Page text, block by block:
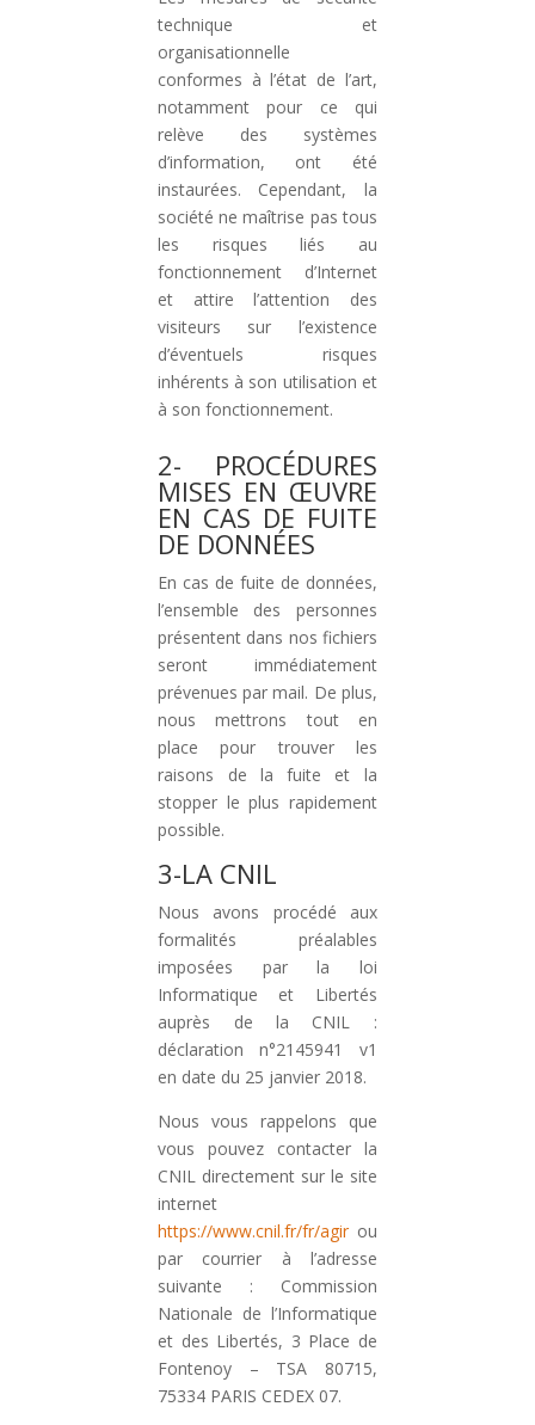
technique et
organisationnelle
conformes à l’état de l’art,
notamment pour ce qui
relève des systèmes
d’information, ont été
instaurées. Cependant, la
société ne maîtrise pas tous
les risques liés au
fonctionnement d’Internet
et attire l’attention des
visiteurs sur l’existence
d’éventuels risques
inhérents à son utilisation et
à son fonctionnement.
2- PROCÉDURES
MISES EN ŒUVRE
EN CAS DE FUITE
DE DONNÉES
En cas de fuite de données,
l’ensemble des personnes
présentent dans nos fichiers
seront immédiatement
prévenues par mail. De plus,
nous mettrons tout en
place pour trouver les
raisons de la fuite et la
stopper le plus rapidement
possible.
3-LA CNIL
Nous avons procédé aux
formalités préalables
imposées par la loi
Informatique et Libertés
auprès de la CNIL :
déclaration n°2145941 v1
en date du 25 janvier 2018.
Nous vous rappelons que
vous pouvez contacter la
CNIL directement sur le site
internet
https://www.cnil.fr/fr/agir ou
par courrier à l’adresse
suivante : Commission
Nationale de l’Informatique
et des Libertés, 3 Place de
Fontenoy – TSA 80715,
75334 PARIS CEDEX 07.